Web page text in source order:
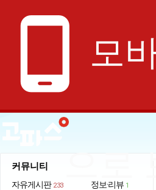
phone_android 모
으로
커뮤니티
자유게시판 233 정보·리뷰 1